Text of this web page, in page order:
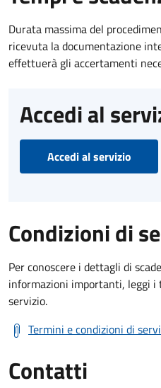
Durata massima del
ricevuta la documentazione
effettuerà gli accertamenti
Accedi al
Accedi al servizio
Condizioni di
Per conoscere i dettagli di
informazioni importanti, leggi i
servizio.
Termini e condizioni di
Contatti